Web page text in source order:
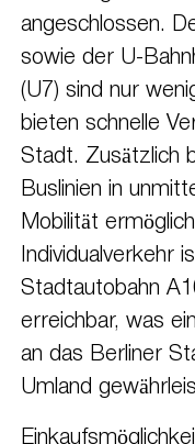
angeschlossen.
sowie der U-
(U7) sind nur
bieten schnelle
Stadt. Zusätzlich
Buslinien in
Mobilität
Individualverkehr
Stadtautobahn
erreichbar, was
an das Berliner
Umland